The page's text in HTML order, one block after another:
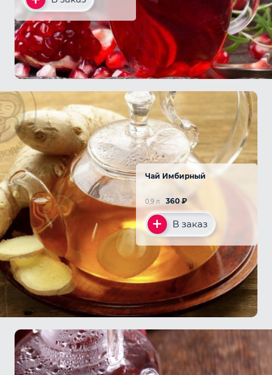
Чай Имбирный
360 ₽
0,9 л
В заказ